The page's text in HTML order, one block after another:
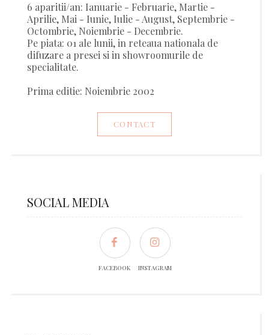
6 aparitii/an: Ianuarie - Februarie, Martie -
Aprilie, Mai - Iunie, Iulie - August, Septembrie -
Octombrie, Noiembrie - Decembrie.
Pe piata: 01 ale lunii, in reteaua nationala de
difuzare a presei si in showroomurile de
specialitate.
Prima editie: Noiembrie 2002
CONTACT
SOCIAL MEDIA
FACEBOOK INSTAGRAM